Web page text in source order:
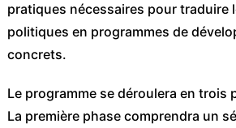
pratiques nécessaires pour traduire
politiques en programmes de
concrets.
Le programme se déroulera en trois
La première phase comprendra un